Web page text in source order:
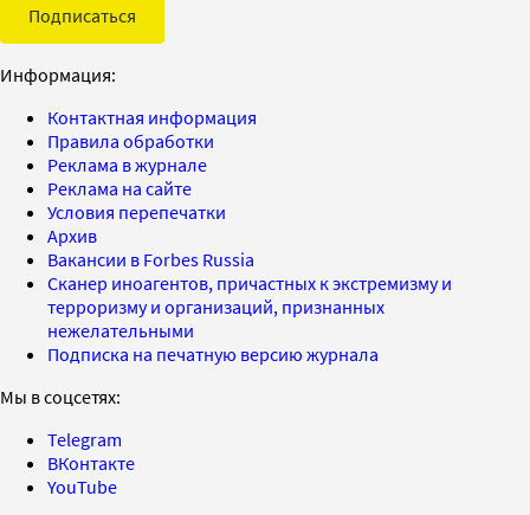
Подписаться
Информация:
Контактная информация
Правила обработки
Реклама в журнале
Реклама на сайте
Условия перепечатки
Архив
Вакансии в Forbes Russia
Сканер иноагентов, причастных к экстремизму и
терроризму и организаций, признанных
нежелательными
Подписка на печатную версию журнала
Мы в соцсетях:
Telegram
ВКонтакте
YouTube